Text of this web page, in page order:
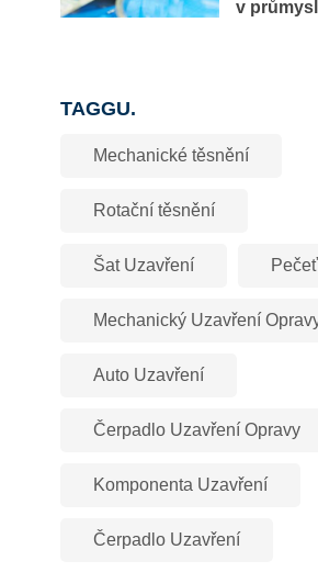
v
TAGGU.
Mechanické těsnění
Rotační těsnění
Šat Uzavření
Mechanický Uzavření
Auto Uzavření
Čerpadlo Uzavření Opravy
Komponenta Uzavření
Čerpadlo Uzavření